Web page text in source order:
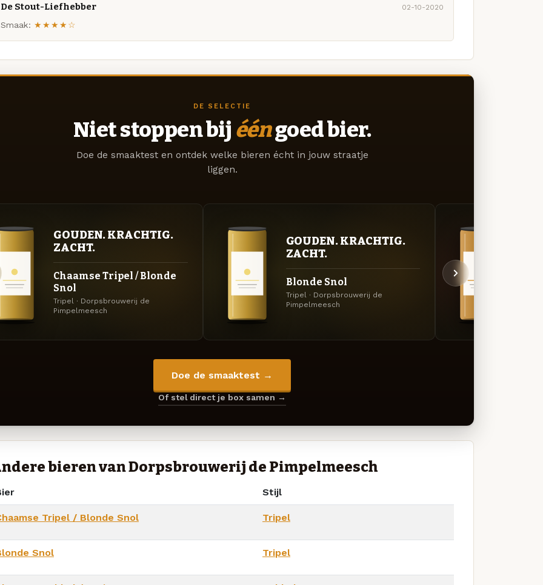
De Stout-Liefhebber 02-10-2020
Smaak: ★★★★☆
DE SELECTIE
Niet stoppen bij ééngoed bier.
Doe de smaaktest en ontdek welke bieren écht in jouw straatje
liggen.
GOUDEN. KRACHTIG.
ZACHT.
Chaamse Tripel / Blonde
Snol
Tripel · Dorpsbrouwerij de
Pimpelmeesch
GOUDEN. KRACHTIG.
ZACHT.
Blonde Snol
Tripel · Dorpsbrouwerij de
Pimpelmeesch
Doe de smaaktest →
Of stel direct je box samen →
bieren van Dorpsbrouwerij de Pimpelmeesch
Stijl
Tripel / Blonde Snol Tripel
Snol Tripel